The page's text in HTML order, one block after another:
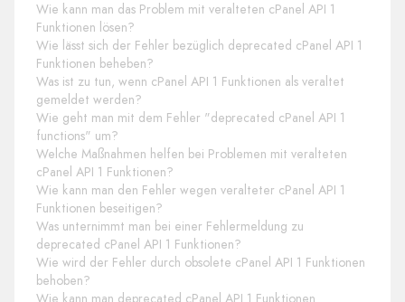
Wie kann man das Problem mit veralteten cPanel API 1
Funktionen lösen?
Wie lässt sich der Fehler bezüglich deprecated cPanel API 1
Funktionen beheben?
Was ist zu tun, wenn cPanel API 1 Funktionen als veraltet
gemeldet werden?
Wie geht man mit dem Fehler "deprecated cPanel API 1
functions" um?
Welche Maßnahmen helfen bei Problemen mit veralteten
cPanel API 1 Funktionen?
Wie kann man den Fehler wegen veralteter cPanel API 1
Funktionen beseitigen?
Was unternimmt man bei einer Fehlermeldung zu
deprecated cPanel API 1 Funktionen?
Wie wird der Fehler durch obsolete cPanel API 1 Funktionen
behoben?
Wie kann man deprecated cPanel API 1 Funktionen